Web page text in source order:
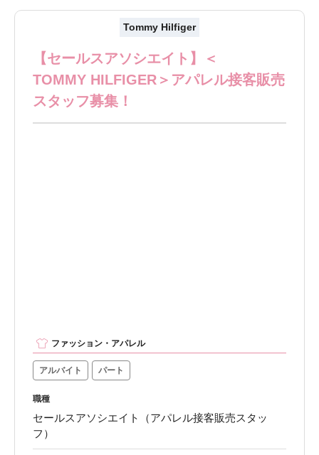
Tommy Hilfiger
【セールスアソシエイト】＜
TOMMY HILFIGER＞アパレル接客販売
スタッフ募集！
ファッション・アパレル
アルバイト パート
職種
セールスアソシエイト（アパレル接客販売スタッ
フ）